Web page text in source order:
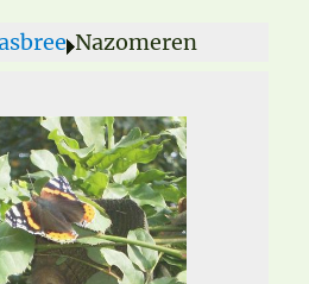
Nazomeren